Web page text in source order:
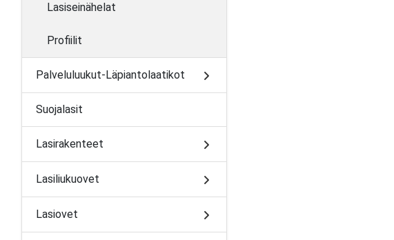
Lasiseinähelat
Profiilit
Palveluluukut-Läpiantolaatikot
Suojalasit
Lasirakenteet
Lasiliukuovet
Lasiovet